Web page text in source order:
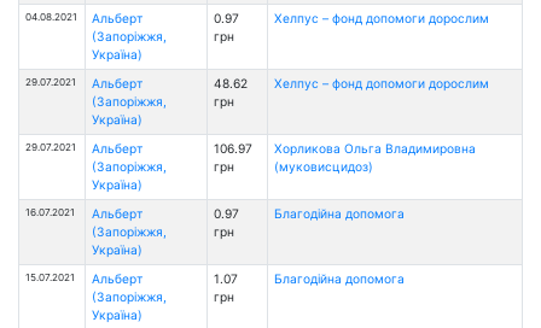
04.08.2021
Альберт
(Запоріжжя,
Україна)
0.97
грн
Хелпус – фонд допомоги дорослим
29.07.2021
Альберт
(Запоріжжя,
Україна)
48.62
грн
Хелпус – фонд допомоги дорослим
29.07.2021
Альберт
(Запоріжжя,
Україна)
106.97
грн
Хорликова Ольга Владимировна
(муковисцидоз)
16.07.2021
Альберт
(Запоріжжя,
Україна)
0.97
грн
Благодійна допомога
15.07.2021
Альберт
(Запоріжжя,
Україна)
1.07
грн
Благодійна допомога